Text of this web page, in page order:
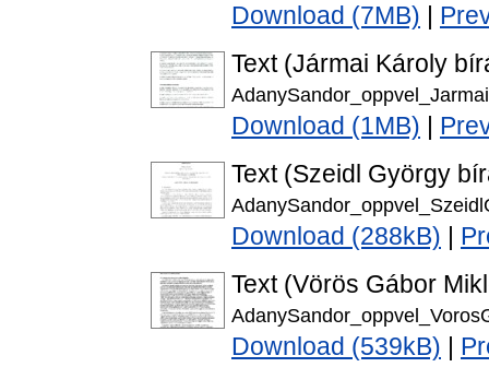
Download (7MB)
Text (Jármai Károly
Download (1MB)
Text (Szeidl György
Download (288kB)
Text (Vörös Gábor
Download (539kB)